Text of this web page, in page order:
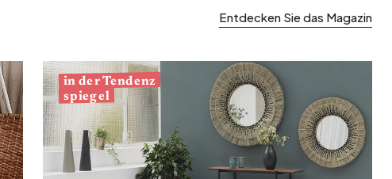
Entdecken Sie das Magazin
in der Tendenz
spiegel